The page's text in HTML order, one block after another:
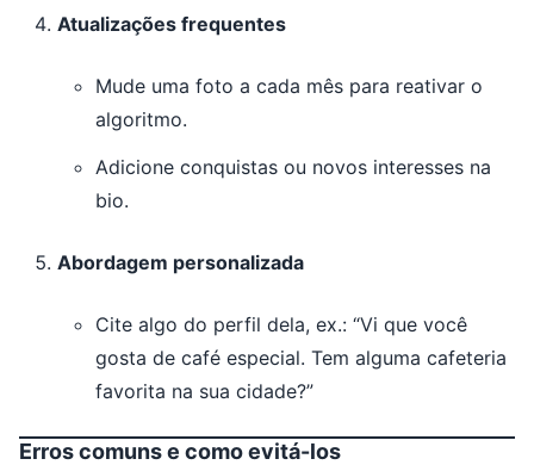
Atualizações frequentes
Mude uma foto a cada mês para reativar o
algoritmo.
Adicione conquistas ou novos interesses na
bio.
Abordagem personalizada
Cite algo do perfil dela, ex.: “Vi que você
gosta de café especial. Tem alguma cafeteria
favorita na sua cidade?”
Erros comuns e como evitá-los